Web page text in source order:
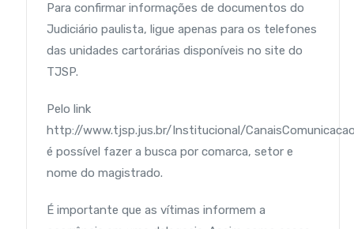
Para confirmar informações de documentos do
Judiciário paulista, ligue apenas para os telefones
das unidades cartorárias disponíveis no site do
TJSP.
Pelo link
http://www.tjsp.jus.br/Institucional/
é possível fazer a busca por comarca, setor e
nome do magistrado.
É importante que as vítimas informem a